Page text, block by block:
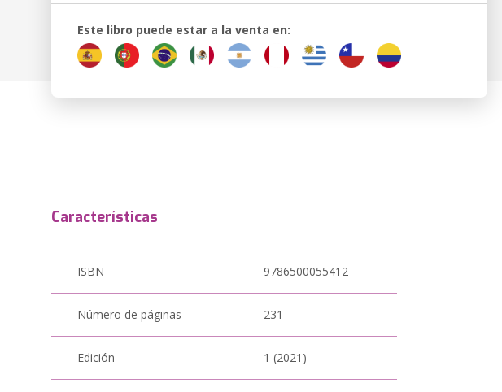
Este libro puede estar a la venta en:
Características
ISBN 9786500055412
Número de páginas 231
Edición 1 (2021)